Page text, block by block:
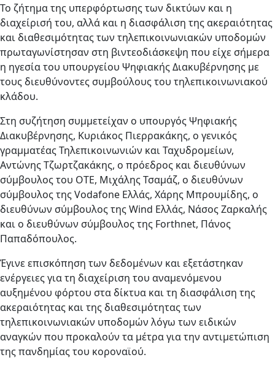
Το ζήτημα της υπερφόρτωσης των δικτύων και η
διαχείρισή του, αλλά και η διασφάλιση της ακεραιότητας
και διαθεσιμότητας των τηλεπικοινωνιακών υποδομών
πρωταγωνίστησαν στη βιντεοδιάσκεψη που είχε σήμερα
η ηγεσία του υπουργείου Ψηφιακής Διακυβέρνησης με
τους διευθύνοντες συμβούλους του τηλεπικοινωνιακού
κλάδου.
Στη συζήτηση συμμετείχαν ο υπουργός Ψηφιακής
Διακυβέρνησης, Κυριάκος Πιερρακάκης, ο γενικός
γραμματέας Τηλεπικοινωνιών και Ταχυδρομείων,
Αντώνης Τζωρτζακάκης, ο πρόεδρος και διευθύνων
σύμβουλος του ΟΤΕ, Μιχάλης Τσαμάζ, ο διευθύνων
σύμβουλος της Vodafone Ελλάς, Χάρης Μπρουμίδης, ο
διευθύνων σύμβουλος της Wind Ελλάς, Νάσος Ζαρκαλής
και ο διευθύνων σύμβουλος της Forthnet, Πάνος
Παπαδόπουλος.
Έγινε επισκόπηση των δεδομένων και εξετάστηκαν
ενέργειες για τη διαχείριση του αναμενόμενου
αυξημένου φόρτου στα δίκτυα και τη διασφάλιση της
ακεραιότητας και της διαθεσιμότητας των
τηλεπικοινωνιακών υποδομών λόγω των ειδικών
αναγκών που προκαλούν τα μέτρα για την αντιμετώπιση
της πανδημίας του κοροναϊού.